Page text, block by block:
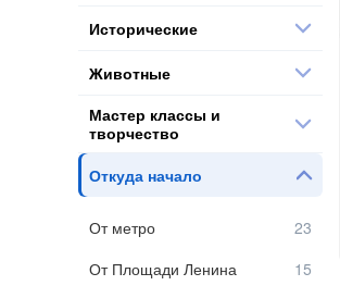
Исторические
Животные
Мастер классы и
творчество
Откуда начало
От метро
От Площади Ленина